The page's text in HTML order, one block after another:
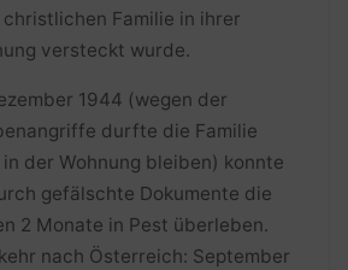
christlichen Familie in ihrer
versteckt wurde.
1944 (wegen der
durfte die Familie
der Wohnung bleiben) konnte
gefälschte Dokumente die
2 Monate in Pest überleben.
nach Österreich: September